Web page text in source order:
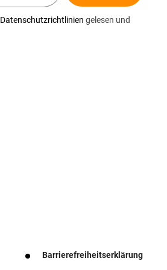
Datenschutzrichtlinien gelesen und
Barrierefreiheitserklärung